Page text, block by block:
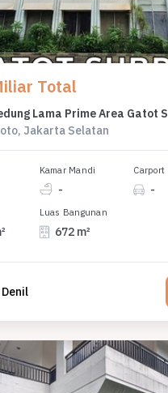
Total
Jakarta Selatan
Kamar Mandi
-
Carport
-
Luas Bangunan
672 m²